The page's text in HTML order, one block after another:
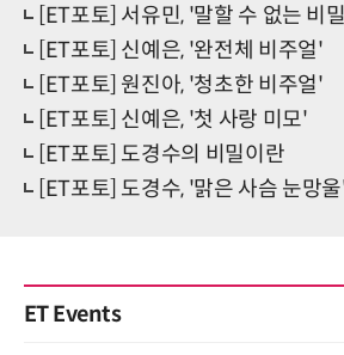
[ET포토] 서유민, '말할 수 없는 비
[ET포토] 신예은, '완전체 비주얼'
[ET포토] 원진아, '청초한 비주얼'
[ET포토] 신예은, '첫 사랑 미모'
[ET포토] 도경수의 비밀이란
[ET포토] 도경수, '맑은 사슴 눈망
ET Events